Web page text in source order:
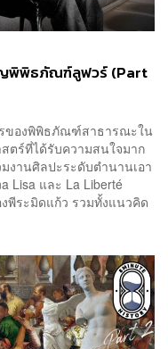
ญพิพิธภัณฑ์ลูฟวร์ (Part
รของพิพิธภัณฑ์สาธารณะใน
ตร์ที่ได้รับความสนใจมาก
งานศิลปะระดับตำนานเอา
Lisa และ La Liberté
พีระมิดแก้ว รวมทั้งแนวคิด